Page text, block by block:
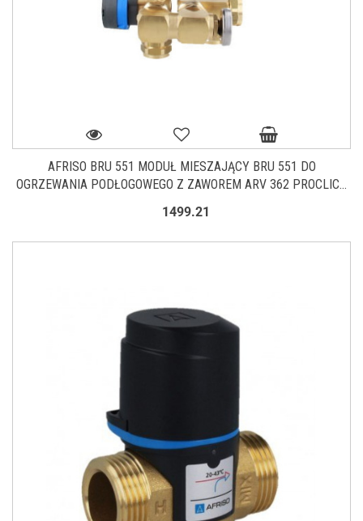
AFRISO BRU 551 MODUŁ MIESZAJĄCY BRU 551 DO
OGRZEWANIA PODŁOGOWEGO Z ZAWOREM ARV 362 PROCLICK
1499.21